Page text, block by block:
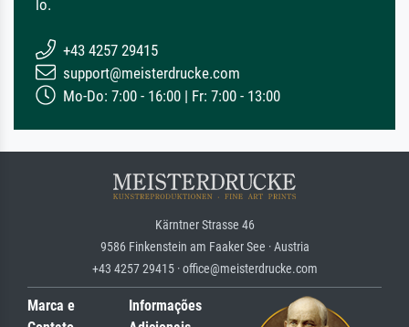
lo.
+43 4257 29415
support@meisterdrucke.com
Mo-Do: 7:00 - 16:00 | Fr: 7:00 - 13:00
Kärntner Strasse 46
9586 Finkenstein am Faaker See · Austria
+43 4257 29415 · office@meisterdrucke.com
Marca e
Informações